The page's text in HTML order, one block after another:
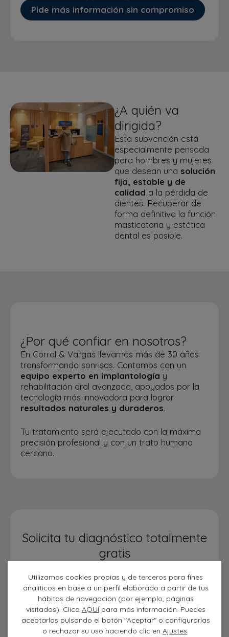
Pide más información sin compromiso
¿A quién va
dirigida?
Esta subvención está
especialmente pensada
para hombres y mujeres
que desean una solución
fija, estable y de
calidad a la pérdida de
dientes. Recuperar de
forma definitiva la función
masticatoria y estética
dental es posible.
¿Por qué confiar en nosotros?
En Corral & Vargas llevamos más de 30 años
transformando sonrisas. Contamos con un
equipo experto en implantología y
rehabilitación oral avanzada, apoyados por la
tecnología más innovadora para lograr
resultados naturales y duraderos.
Tu tratamiento será ejecutado con la máxima
precisión profesional y con un trato humano
cercano.
Solicita tu diagnóstico totalmente
gratis
tus datos y te contactaremos con una
valoración inicial personalizada.
1. Sube las siguientes fotografías
Utilizamos cookies propias y de terceros para fines
analíticos en base a un perfil elaborado a partir de tus
hábitos de navegación (por ejemplo, páginas
visitadas). Clica AQUÍpara más información. Puedes
aceptarlas pulsando el botón "Aceptar" o configurarlas
o rechazar su uso haciendo clic en Ajustes.